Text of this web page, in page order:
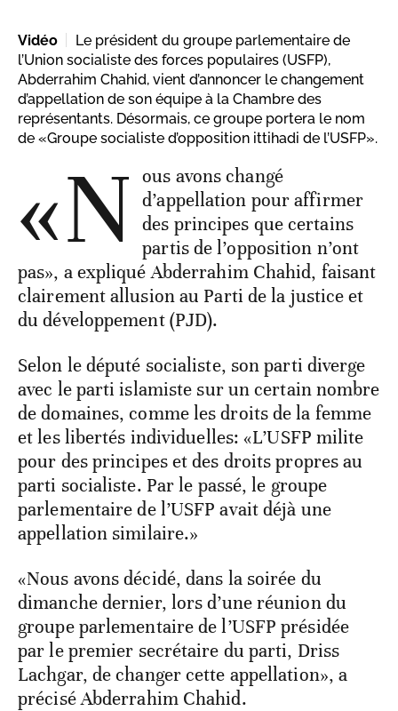
Vidéo
Le président du groupe parlementaire de
l’Union socialiste des forces populaires (USFP),
Abderrahim Chahid, vient d’annoncer le changement
d’appellation de son équipe à la Chambre des
représentants. Désormais, ce groupe portera le nom
de «Groupe socialiste d’opposition ittihadi de l’USFP».
«N ous avons changé
d’appellation pour affirmer
des principes que certains
partis de l’opposition n’ont
pas», a expliqué Abderrahim Chahid, faisant
clairement allusion au Parti de la justice et
du développement (PJD).
Selon le député socialiste, son parti diverge
avec le parti islamiste sur un certain nombre
de domaines, comme les droits de la femme
et les libertés individuelles: «L’USFP milite
pour des principes et des droits propres au
parti socialiste. Par le passé, le groupe
parlementaire de l’USFP avait déjà une
appellation similaire.»
«Nous avons décidé, dans la soirée du
dimanche dernier, lors d’une réunion du
groupe parlementaire de l’USFP présidée
par le premier secrétaire du parti, Driss
Lachgar, de changer cette appellation», a
précisé Abderrahim Chahid.